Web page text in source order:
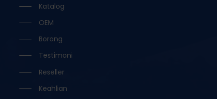
Katalog
OEM
Borong
Testimoni
Reseller
Keahlian